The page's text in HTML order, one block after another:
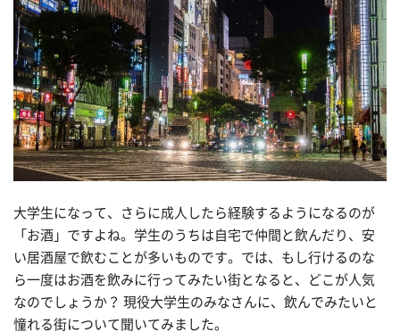
大学生になって、さらに成人したら経験するようになるのが
「お酒」ですよね。学生のうちは自宅で仲間と飲んだり、安
い居酒屋で飲むことが多いものです。では、もし行けるのな
ら一度はお酒を飲みに行ってみたい街となると、どこが人気
なのでしょうか？ 現役大学生のみなさんに、飲んでみたいと
憧れる街について聞いてみました。